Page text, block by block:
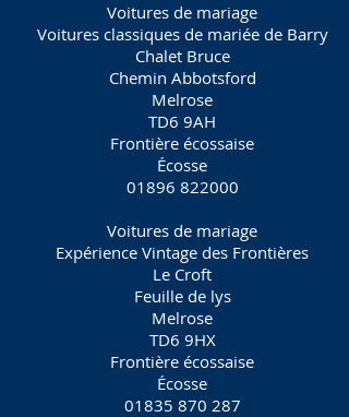
Voitures de mariage
Voitures classiques de mariée de Barry
Chalet Bruce
Chemin Abbotsford
Melrose
TD6 9AH
Frontière écossaise
Écosse
01896 822000
Voitures de mariage
Expérience Vintage des Frontières
Le Croft
Feuille de lys
Melrose
TD6 9HX
Frontière écossaise
Écosse
01835 870 287